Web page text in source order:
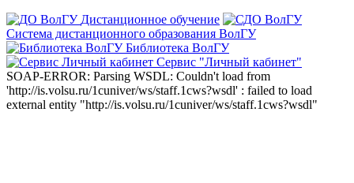
Дистанционное обучение
Система дистанционного образования ВолГУ
Библиотека ВолГУ
Сервис "Личный кабинет"
SOAP-ERROR: Parsing WSDL: Couldn't load from
'http://is.volsu.ru/1cuniver/ws/staff.1cws?wsdl' : failed to load
external entity "http://is.volsu.ru/1cuniver/ws/staff.1cws?wsdl"